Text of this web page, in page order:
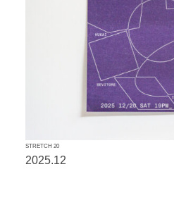
STRETCH 20
2025.12